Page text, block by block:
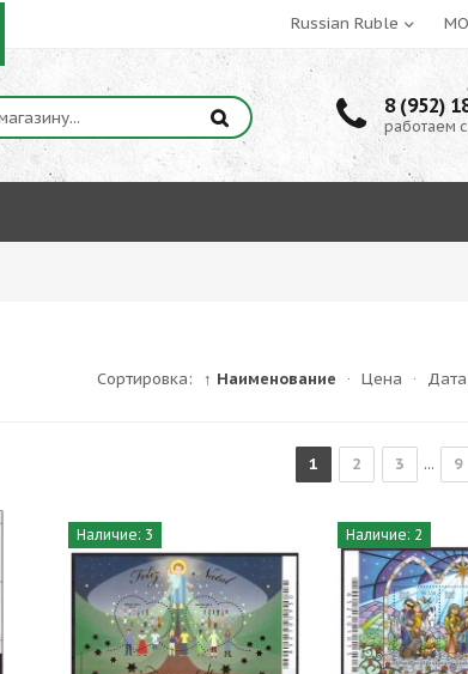
8 (952)
работаем
Сортировка: ↑ Наименование · Цена ·
1 2 3 ... 9
Наличие: 3 Наличие: 2